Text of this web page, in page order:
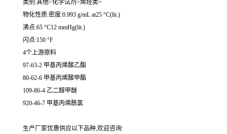
类别:其他>化学试剂>烯烃类>
物化性质:密度:0.993 g/mL at25 °C(lit.)
沸点:65 °C12 mmHg(lit.)
闪点:150 °F
4个上游原料
97-63-2 甲基丙烯酸乙酯
80-62-6 甲基丙烯酸甲酯
109-86-4 乙二醇甲醚
920-46-7 甲基丙烯酰氯
生产厂家优惠供应以下品种,欢迎咨询: